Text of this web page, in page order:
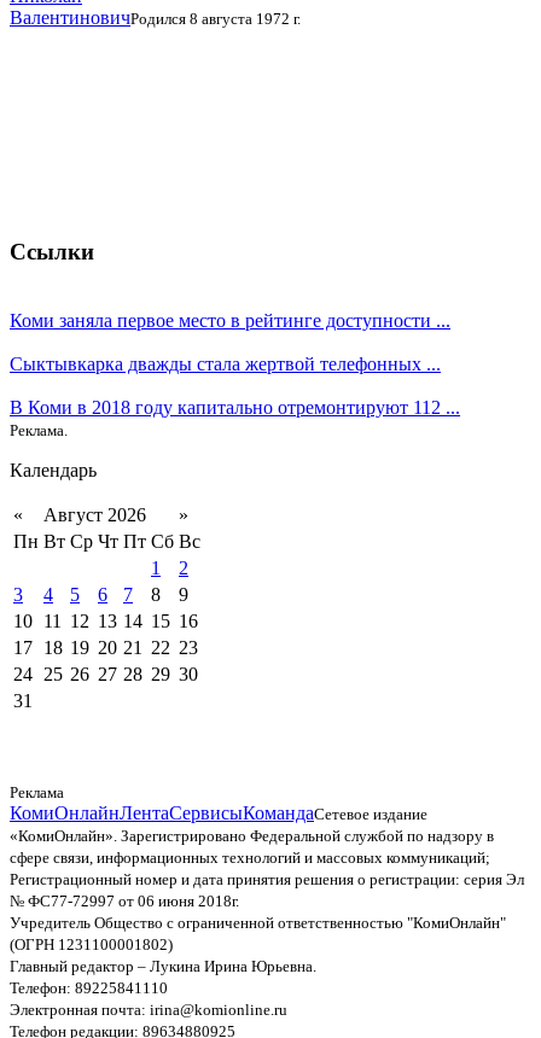
ВалентиновичРодился 8 августа 1972 г.
Ссылки
Коми заняла первое место в рейтинге доступности ...
Сыктывкарка дважды стала жертвой телефонных ...
В Коми в 2018 году капитально отремонтируют 112 ...
Реклама.
Календарь
« Август 2026
»
Пн Вт Ср Чт Пт Сб Вс
1
2
3
4 5 6 7 8
9
10 11 12 13 14 15 16
17 18 19 20 21 22 23
24 25 26 27 28 29 30
31
Реклама
КомиОнлайнЛентаСервисыКомандаСетевое издание
«КомиОнлайн». Зарегистрировано Федеральной службой по надзору в
сфере связи, информационных технологий и массовых коммуникаций;
Регистрационный номер и дата принятия решения о регистрации: серия Эл
№ ФС77-72997 от 06 июня 2018г.
Учредитель Общество с ограниченной ответственностью "КомиОнлайн"
(ОГРН 1231100001802)
Главный редактор – Лукина Ирина Юрьевна.
Телефон: 89225841110
Электронная почта: irina@komionline.ru
Телефон редакции: 89634880925